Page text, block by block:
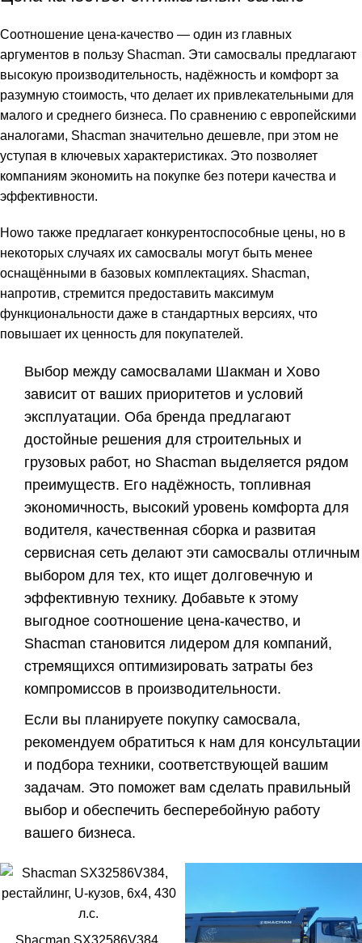
Соотношение цена-качество — один из главных
аргументов в пользу Shacman. Эти самосвалы предлагают
высокую производительность, надёжность и комфорт за
разумную стоимость, что делает их привлекательными для
малого и среднего бизнеса. По сравнению с европейскими
аналогами, Shacman значительно дешевле, при этом не
уступая в ключевых характеристиках. Это позволяет
компаниям экономить на покупке без потери качества и
эффективности.
Howo также предлагает конкурентоспособные цены, но в
некоторых случаях их самосвалы могут быть менее
оснащёнными в базовых комплектациях. Shacman,
напротив, стремится предоставить максимум
функциональности даже в стандартных версиях, что
повышает их ценность для покупателей.
Выбор между самосвалами Шакман и Хово
зависит от ваших приоритетов и условий
эксплуатации. Оба бренда предлагают
достойные решения для строительных и
грузовых работ, но Shacman выделяется рядом
преимуществ. Его надёжность, топливная
экономичность, высокий уровень комфорта для
водителя, качественная сборка и развитая
сервисная сеть делают эти самосвалы отличным
выбором для тех, кто ищет долговечную и
эффективную технику. Добавьте к этому
выгодное соотношение цена-качество, и
Shacman становится лидером для компаний,
стремящихся оптимизировать затраты без
компромиссов в производительности.
Если вы планируете покупку самосвала,
рекомендуем обратиться к нам для консультации
и подбора техники, соответствующей вашим
задачам. Это поможет вам сделать правильный
выбор и обеспечить бесперебойную работу
вашего бизнеса.
Shacman SX32586V384,